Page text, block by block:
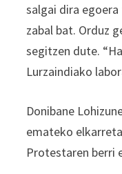
salgai dira
zabal bat. Orduz
segitzen dute.
Lurzaindiako
Donibane
emateko
Protestaren berri